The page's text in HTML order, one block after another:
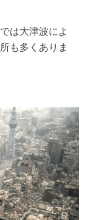
は大津波によ
も多くありま